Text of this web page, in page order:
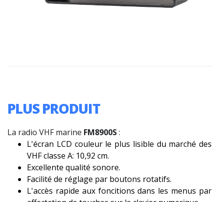
PLUS PRODUIT
La radio VHF marine FM8900S:
L'écran LCD couleur le plus lisible du marché des
VHF classe A: 10,92 cm.
Excellente qualité sonore.
Facilité de réglage par boutons rotatifs.
L'accès rapide aux foncitions dans les menus par